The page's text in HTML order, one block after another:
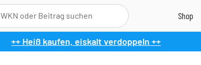
++ Heiß kaufen, eiskalt verdoppeln ++